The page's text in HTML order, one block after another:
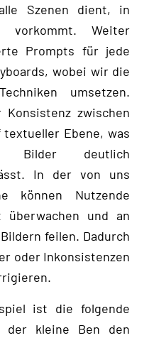
Szenen dient, in
vorkommt. Weiter
Prompts für jede
wobei wir die
umsetzen.
zwischen
Ebene, was
Bilder deutlich
In der von uns
können Nutzende
überwachen und an
feilen. Dadurch
oder Inkonsistenzen
ist die folgende
der kleine Ben den